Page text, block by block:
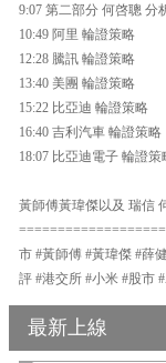
9:07 第二部分 何啓聰 分
10:49 阿里 輪證策略
12:28 騰訊 輪證策略
13:40 美團 輪證策略
15:22 比亞迪 輪證策略
16:40 吉利汽車 輪證策略
18:07 比亞迪電子 輪證策
黃師傅黃瑋傑以及 瑞信
市 #黃師傅 #黃瑋傑 #薛
評 #港交所 #小米 #股市
最新上線